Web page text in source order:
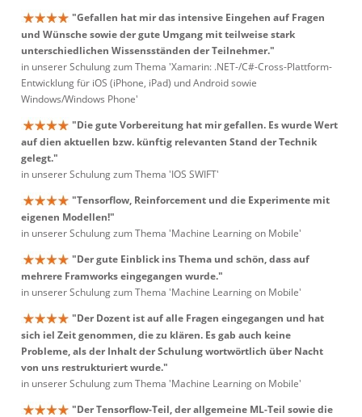
"Gefallen hat mir das intensive Eingehen auf Fragen
und Wünsche sowie der gute Umgang mit teilweise stark
unterschiedlichen Wissensständen der Teilnehmer."
in unserer Schulung zum Thema 'Xamarin: .NET-/C#-Cross-Plattform-
Entwicklung für iOS (iPhone, iPad) und Android sowie
Windows/Windows Phone'
"Die gute Vorbereitung hat mir gefallen. Es wurde Wert
auf dien aktuellen bzw. künftig relevanten Stand der Technik
gelegt."
in unserer Schulung zum Thema 'IOS SWIFT'
"Tensorflow, Reinforcement und die Experimente mit
eigenen Modellen!"
in unserer Schulung zum Thema 'Machine Learning on Mobile'
"Der gute Einblick ins Thema und schön, dass auf
mehrere Framworks eingegangen wurde."
in unserer Schulung zum Thema 'Machine Learning on Mobile'
"Der Dozent ist auf alle Fragen eingegangen und hat
sich iel Zeit genommen, die zu klären. Es gab auch keine
Probleme, als der Inhalt der Schulung wortwörtlich über Nacht
von uns restrukturiert wurde."
in unserer Schulung zum Thema 'Machine Learning on Mobile'
"Der Tensorflow-Teil, der allgemeine ML-Teil sowie die